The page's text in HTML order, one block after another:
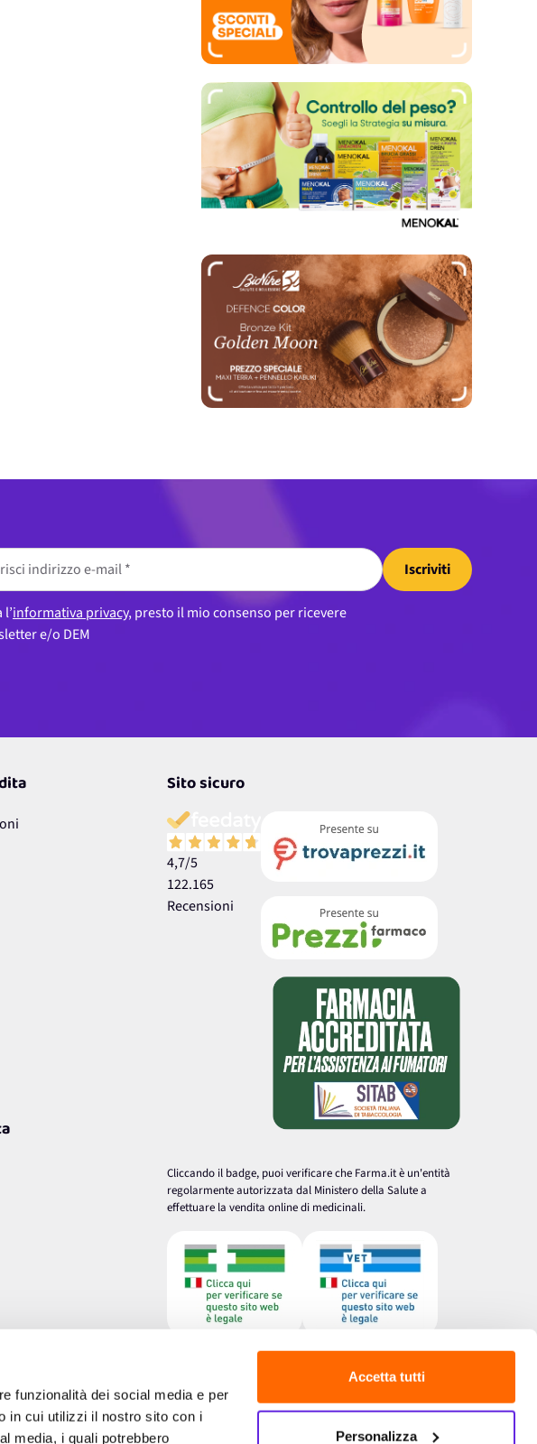
funzionalità dei social media e per
in cui utilizzi il nostro sito con i
media, i quali potrebbero
Accetta tutti
Personalizza
Iscriviti
informativa privacy, presto il mio consenso per ricevere
e/o DEM
Sito sicuro
4,7/5
122.165
Recensioni
Cliccando il badge, puoi verificare che Farma.it è un'entità
regolarmente autorizzata dal Ministero della Salute a
effettuare la vendita online di medicinali.